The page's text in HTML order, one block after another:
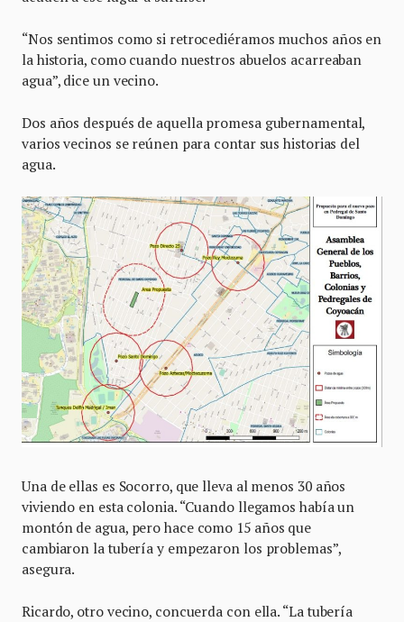
“Nos sentimos como si retrocediéramos muchos años en
la historia, como cuando nuestros abuelos acarreaban
agua”, dice un vecino.
Dos años después de aquella promesa gubernamental,
varios vecinos se reúnen para contar sus historias del
agua.
Una de ellas es Socorro, que lleva al menos 30 años
viviendo en esta colonia. “Cuando llegamos había un
montón de agua, pero hace como 15 años que
cambiaron la tubería y empezaron los problemas”,
asegura.
Ricardo, otro vecino, concuerda con ella. “La tubería